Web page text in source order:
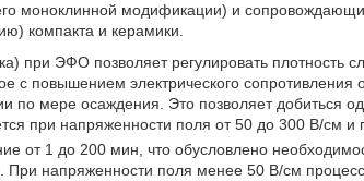
моноклинной модификации) и
компакта и керамики.
при ЭФО позволяет регулировать плотность
с повышением электрического сопротивления
по мере осаждения. Это позволяет добиться
при напряженности поля от 50 до 300 В/см и
от 1 до 200 мин, что обусловлено
напряженности поля менее 50 В/см